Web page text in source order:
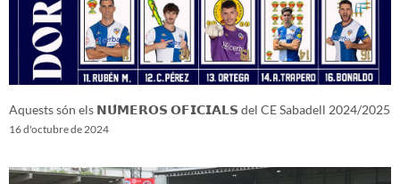
Aquests són els 𝗡𝗨́𝗠𝗘𝗥𝗢𝗦 𝗢𝗙𝗜𝗖𝗜𝗔𝗟𝗦 del CE Sabadell 2024/2025
16 d'octubre de 2024